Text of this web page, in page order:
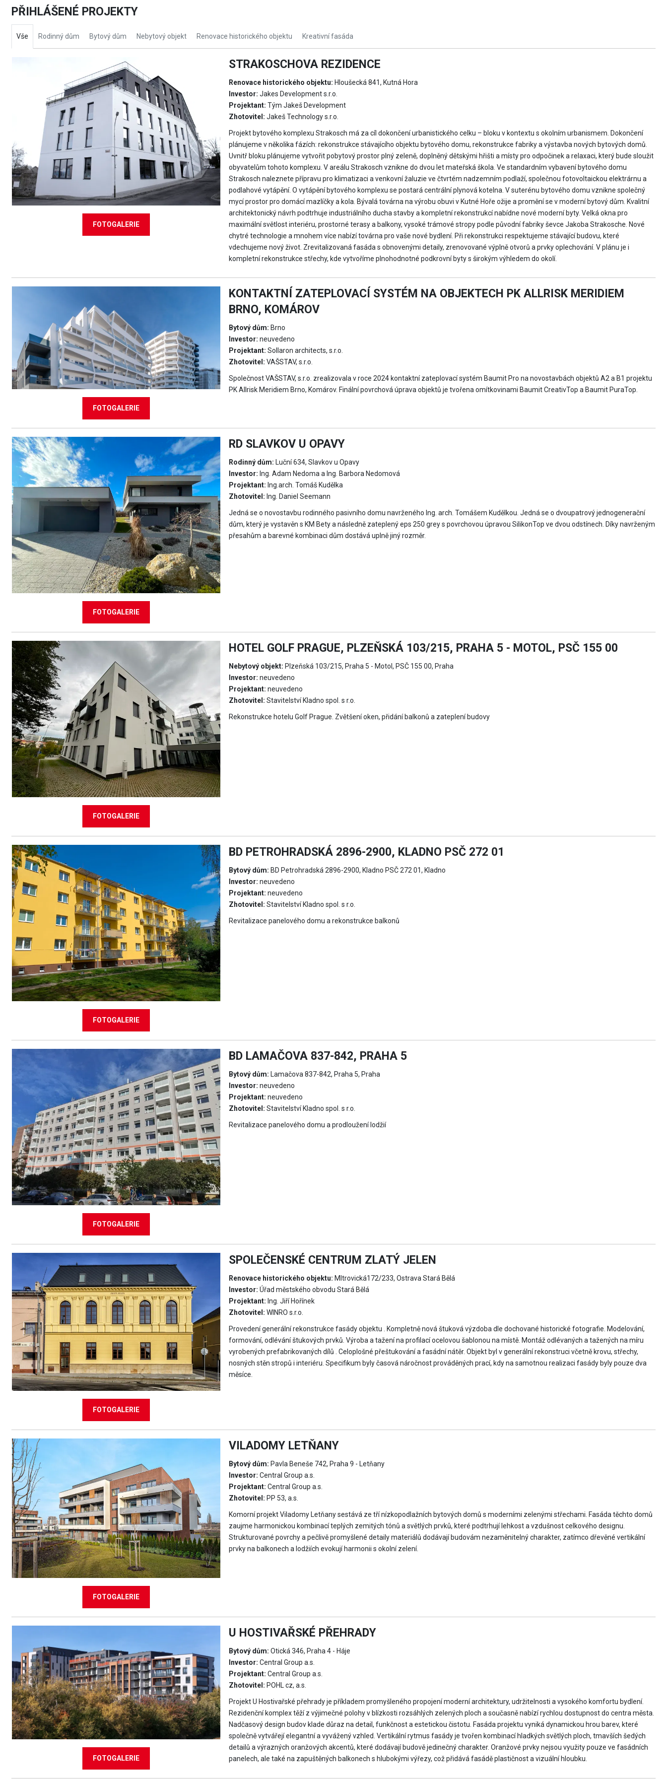
PŘIHLÁŠENÉ PROJEKTY
Vše Rodinný dům Bytový dům Nebytový objekt Renovace historického objektu Kreativní fasáda
FOTOGALERIE
STRAKOSCHOVA REZIDENCE
Renovace historického objektu: Hloušecká 841, Kutná Hora
Investor: Jakes Development s.r.o.
Projektant: Tým Jakeš Development
Zhotovitel: Jakeš Technology s.r.o.
Projekt bytového komplexu Strakosch má za cíl dokončení urbanistického celku – bloku v kontextu s okolním urbanismem. Dokončení
plánujeme v několika fázích: rekonstrukce stávajícího objektu bytového domu, rekonstrukce fabriky a výstavba nových bytových domů.
Uvnitř bloku plánujeme vytvořit pobytový prostor plný zeleně, doplněný dětskými hřišti a místy pro odpočinek a relaxaci, který bude sloužit
obyvatelům tohoto komplexu. V areálu Strakosch vznikne do dvou let mateřská škola. Ve standardním vybavení bytového domu
Strakosch naleznete přípravu pro klimatizaci a venkovní žaluzie ve čtvrtém nadzemním podlaží, společnou fotovoltaickou elektrárnu a
podlahové vytápění. O vytápění bytového komplexu se postará centrální plynová kotelna. V suterénu bytového domu vznikne společný
mycí prostor pro domácí mazlíčky a kola. Bývalá továrna na výrobu obuvi v Kutné Hoře ožije a promění se v moderní bytový dům. Kvalitní
architektonický návrh podtrhuje industriálního ducha stavby a kompletní rekonstrukcí nabídne nové moderní byty. Velká okna pro
maximální světlost interiéru, prostorné terasy a balkony, vysoké trámové stropy podle původní fabriky ševce Jakoba Strakosche. Nové
chytré technologie a mnohem více nabízí továrna pro vaše nové bydlení. Při rekonstrukci respektujeme stávající budovu, které
vdechujeme nový život. Zrevitalizovaná fasáda s obnovenými detaily, zrenovované výplně otvorů a prvky oplechování. V plánu je i
kompletní rekonstrukce střechy, kde vytvoříme plnohodnotné podkrovní byty s širokým výhledem do okolí.
FOTOGALERIE
KONTAKTNÍ ZATEPLOVACÍ SYSTÉM NA OBJEKTECH PK ALLRISK MERIDIEM
BRNO, KOMÁROV
Bytový dům: Brno
Investor: neuvedeno
Projektant: Sollaron architects, s.r.o.
Zhotovitel: VAŠSTAV, s.r.o.
Společnost VAŠSTAV, s.r.o. zrealizovala v roce 2024 kontaktní zateplovací systém Baumit Pro na novostavbách objektů A2 a B1 projektu
PK Allrisk Meridiem Brno, Komárov. Finální povrchová úprava objektů je tvořena omítkovinami Baumit CreativTop a Baumit PuraTop.
FOTOGALERIE
RD SLAVKOV U OPAVY
Rodinný dům: Luční 634, Slavkov u Opavy
Investor: Ing. Adam Nedoma a Ing. Barbora Nedomová
Projektant: Ing.arch. Tomáš Kudělka
Zhotovitel: Ing. Daniel Seemann
Jedná se o novostavbu rodinného pasivního domu navrženého Ing. arch. Tomášem Kudělkou. Jedná se o dvoupatrový jednogenerační
dům, který je vystavěn s KM Bety a následně zateplený eps 250 grey s povrchovou úpravou SilikonTop ve dvou odstínech. Díky navrženým
přesahům a barevné kombinaci dům dostává uplně jiný rozměr.
FOTOGALERIE
HOTEL GOLF PRAGUE, PLZEŇSKÁ 103/215, PRAHA 5 - MOTOL, PSČ 155 00
Nebytový objekt: Plzeňská 103/215, Praha 5 - Motol, PSČ 155 00, Praha
Investor: neuvedeno
Projektant: neuvedeno
Zhotovitel: Stavitelství Kladno spol. s r.o.
Rekonstrukce hotelu Golf Prague. Zvětšení oken, přidání balkonů a zateplení budovy
FOTOGALERIE
BD PETROHRADSKÁ 2896-2900, KLADNO PSČ 272 01
Bytový dům: BD Petrohradská 2896-2900, Kladno PSČ 272 01, Kladno
Investor: neuvedeno
Projektant: neuvedeno
Zhotovitel: Stavitelství Kladno spol. s r.o.
Revitalizace panelového domu a rekonstrukce balkonů
FOTOGALERIE
BD LAMAČOVA 837-842, PRAHA 5
Bytový dům: Lamačova 837-842, Praha 5, Praha
Investor: neuvedeno
Projektant: neuvedeno
Zhotovitel: Stavitelství Kladno spol. s r.o.
Revitalizace panelového domu a prodloužení lodžií
FOTOGALERIE
SPOLEČENSKÉ CENTRUM ZLATÝ JELEN
Renovace historického objektu: MItrovická172/233, Ostrava Stará Bělá
Investor: Úřad městského obvodu Stará Bělá
Projektant: Ing. Jiří Hořínek
Zhotovitel: WINRO s.r.o.
Provedení generální rekonstrukce fasády objektu . Kompletně nová štuková výzdoba dle dochované historické fotografie. Modelování,
formování, odlévání štukových prvků. Výroba a tažení na profilací ocelovou šablonou na místě. Montáž odlévaných a tažených na míru
vyrobených prefabrikovaných dílů . Celoplošné přeštukování a fasádní nátěr. Objekt byl v generální rekonstruci včetně krovu, střechy,
nosných stěn stropů i interiéru. Specifikum byly časová náročnost prováděných prací, kdy na samotnou realizaci fasády byly pouze dva
měsíce.
FOTOGALERIE
VILADOMY LETŇANY
Bytový dům: Pavla Beneše 742, Praha 9 - Letňany
Investor: Central Group a.s.
Projektant: Central Group a.s.
Zhotovitel: PP 53, a.s.
Komorní projekt Viladomy Letňany sestává ze tří nízkopodlažních bytových domů s moderními zelenými střechami. Fasáda těchto domů
zaujme harmonickou kombinací teplých zemitých tónů a světlých prvků, které podtrhují lehkost a vzdušnost celkového designu.
Strukturované povrchy a pečlivě promyšlené detaily materiálů dodávají budovám nezaměnitelný charakter, zatímco dřevěné vertikální
prvky na balkonech a lodžiích evokují harmonii s okolní zelení.
FOTOGALERIE
U HOSTIVAŘSKÉ PŘEHRADY
Bytový dům: Otická 346, Praha 4 - Háje
Investor: Central Group a.s.
Projektant: Central Group a.s.
Zhotovitel: POHL cz, a.s.
Projekt U Hostivařské přehrady je příkladem promyšleného propojení moderní architektury, udržitelnosti a vysokého komfortu bydlení.
Rezidenční komplex těží z výjimečné polohy v blízkosti rozsáhlých zelených ploch a současně nabízí rychlou dostupnost do centra města.
Nadčasový design budov klade důraz na detail, funkčnost a estetickou čistotu. Fasáda projektu vyniká dynamickou hrou barev, které
společně vytvářejí elegantní a vyvážený vzhled. Vertikální rytmus fasády je tvořen kombinací hladkých světlých ploch, tmavších šedých
detailů a výrazných oranžových akcentů, které dodávají budově jedinečný charakter. Oranžové prvky nejsou využity pouze ve fasádních
panelech, ale také na zapuštěných balkonech s hlubokými výřezy, což přidává fasádě plastičnost a vizuální hloubku.